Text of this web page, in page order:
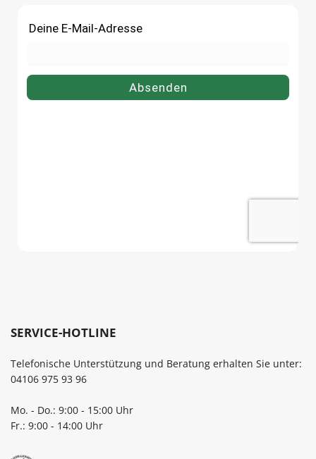
dosen.de.
SERVICE-HOTLINE
Telefonische Unterstützung und Beratung erhalten Sie unter:
04106 975 93 96
Mo. - Do.: 9:00 - 15:00 Uhr
Fr.: 9:00 - 14:00 Uhr